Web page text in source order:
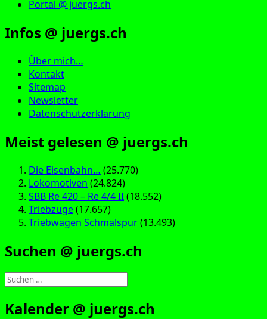
Portal @ juergs.ch
Infos @ juergs.ch
Über mich…
Kontakt
Sitemap
Newsletter
Datenschutzerklärung
Meist gelesen @ juergs.ch
Die Eisenbahn… (25.770)
Lokomotiven (24.824)
SBB Re 420 – Re 4/4 II(18.552)
Triebzüge(17.657)
Triebwagen Schmalspur(13.493)
Suchen @ juergs.ch
Suchen
nach:
Kalender @ juergs.ch